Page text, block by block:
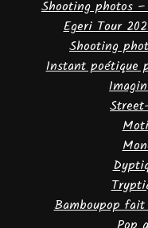
Shooting photos
Egeri Tour
Shooting
Instant poétique
Bamboupop